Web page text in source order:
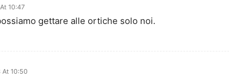
10:47
gettare alle ortiche solo noi.
At 10:50